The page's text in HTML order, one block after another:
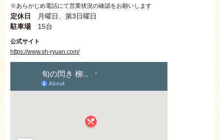
※あらかじめ電話にて営業状況の確認をお願いします
定休日
月曜日、第3日曜日
駐車場15台
公式サイト
https://www.sh-ryuan.com/